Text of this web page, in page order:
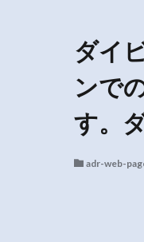
ダイ
ンで
す。
adr-web-